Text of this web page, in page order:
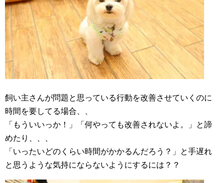
飼い主さんが問題と思っている行動を改善させていくのに
時間を要してる場合、、
「もういいっか！」「何やっても改善されないよ。」と諦
めたり、、、
「いったいどのくらい時間がかかるんだろう？」と手遅れ
と思うような気持にならないようにするには？？